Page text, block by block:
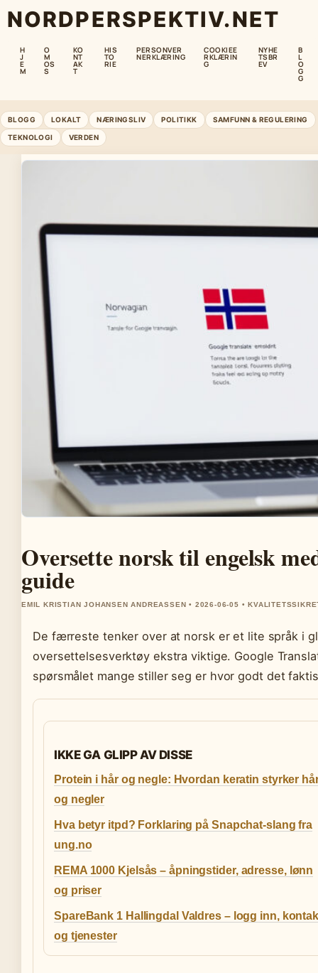
NORDPERSPEKTIV.NET
H
J
E
M
O
M
OS
S
KO
NT
AK
T
HIS
TO
RIE
PERSONVER
NERKLÆRING
COOKIEE
RKLÆRIN
G
NYHE
TSBR
EV
B
L
O
G
G
BLOGG LOKALT NÆRINGSLIV POLITIKK SAMFUNN & REGULERING
TEKNOLOGI VERDEN
Oversette norsk til engelsk
guide
EMIL KRISTIAN JOHANSEN ANDREASSEN • 2026-06-05 •
De færreste tenker over at norsk er et lite språk i
oversettelsesverktøy ekstra viktige. Google
spørsmålet mange stiller seg er hvor godt det
IKKE GA GLIPP AV DISSE
Protein i hår og negle: Hvordan keratin styrker
og negler
Hva betyr itpd? Forklaring på Snapchat-slang fra
ung.no
REMA 1000 Kjelsås – åpningstider, adresse, lønn
og priser
SpareBank 1 Hallingdal Valdres – logg inn,
og tjenester